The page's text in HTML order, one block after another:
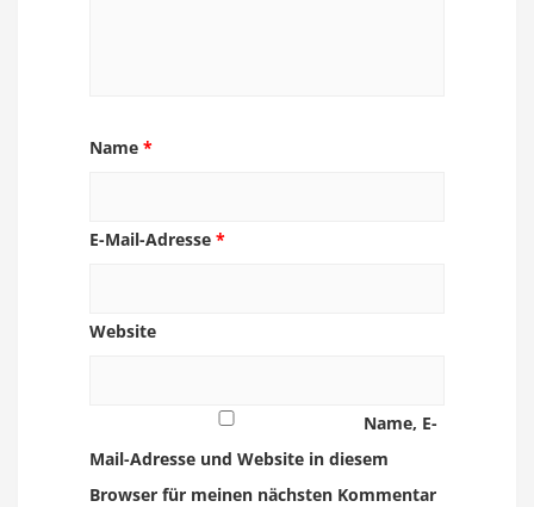
Name *
E-Mail-Adresse *
Website
Name, E-
Mail-Adresse und Website in diesem
Browser für meinen nächsten Kommentar